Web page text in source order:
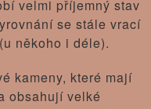
velmi příjemný stav
se stále vrací
někoho i déle).
kameny, které mají
obsahují velké